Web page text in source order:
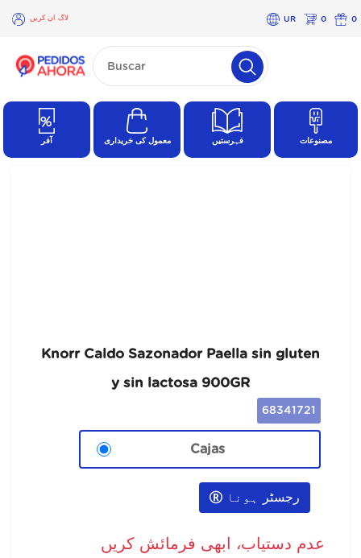
لاگ ان کریں UR 0 0
×
لاگ
کریں
آفر معمول کی خریداری فہرستیں مصنوعات
Knorr Caldo Sazonador Paella sin gluten
y sin lactosa 900GR
68341721
Cajas
رجسٹر ہونا
عدم دستیاب، ابھی فرمائش کریں